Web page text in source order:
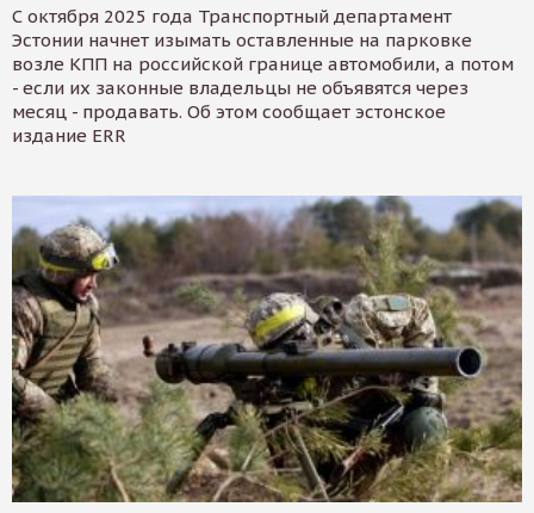
С октября 2025 года Транспортный департамент
Эстонии начнет изымать оставленные на парковке
возле КПП на российской границе автомобили, а потом
- если их законные владельцы не объявятся через
месяц - продавать. Об этом сообщает эстонское
издание ERR